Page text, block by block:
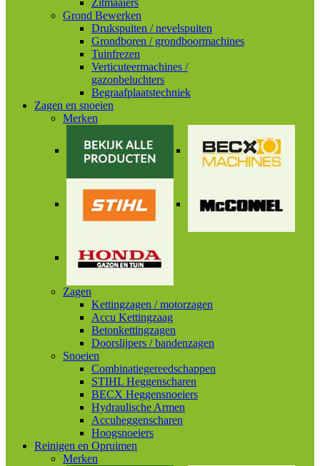
Zitmaaiers
Grond Bewerken
Drukspuiten / nevelspuiten
Grondboren / grondboormachines
Tuinfrezen
Verticuteermachines /
gazonbeluchters
Begraafplaatstechniek
Zagen en snoeien
Merken
Zagen
Kettingzagen / motorzagen
Accu Kettingzaag
Betonkettingzagen
Doorslijpers / bandenzagen
Snoeien
Combinatiegereedschappen
STIHL Heggenscharen
BECX Heggensnoeiers
Hydraulische Armen
Accuheggenscharen
Hoogsnoeiers
Reinigen en Opruimen
Merken